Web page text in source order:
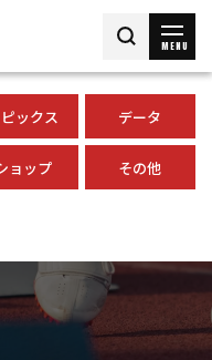
MENU
ピックス データ
ョップ その他